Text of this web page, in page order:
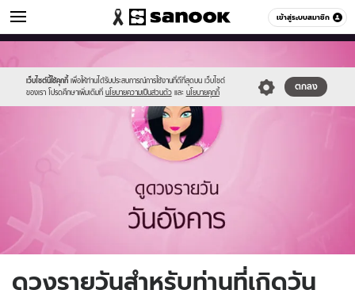
เข้าสู่ระบบสมาชิก
ดูดวง หมวดอื่นๆ
เว็บไซต์นี้ใช้คุกกี้ เพื่อให้ท่านได้รับประสบการณ์การใช้งานที่ดีที่สุดบน เว็บไซต์
ของเรา โปรดศึกษาเพิ่มเติมที่ นโยบายความเป็นส่วนตัว และ นโยบายคุกกี้
ตกลง
//s.isanook.com/sr/0/images/logo-
new-
sanook.png
//s.isanook.com/ho/0/ud/15/77321/3_tue.jpg
ดวงรายวันสำหรับท่านที่เกิดวัน